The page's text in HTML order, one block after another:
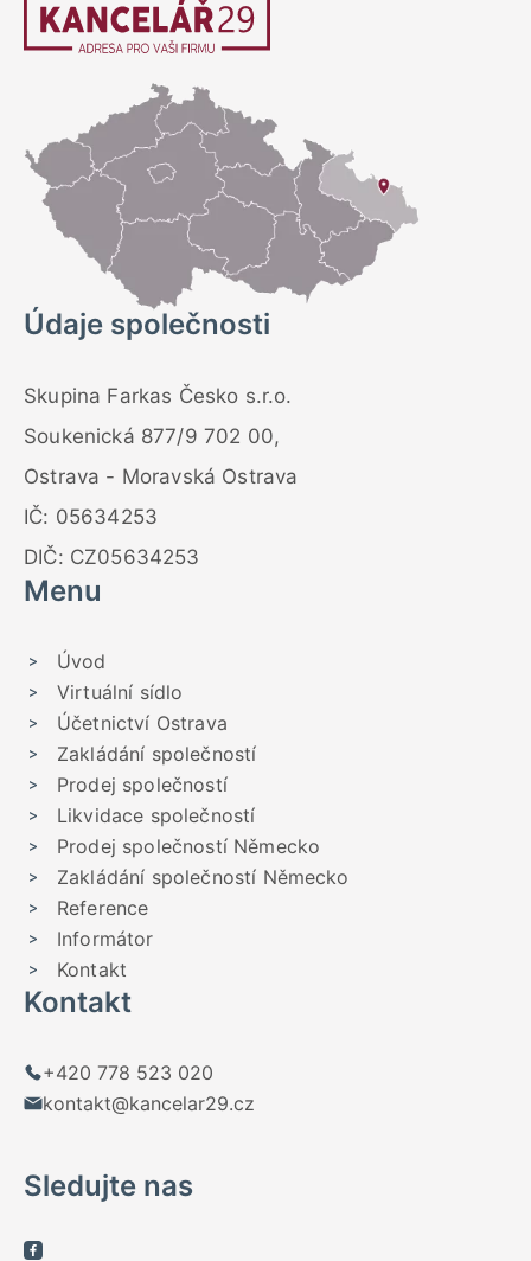
Údaje společnosti
Skupina Farkas Česko s.r.o.
Soukenická 877/9 702 00,
Ostrava - Moravská Ostrava
IČ: 05634253
DIČ: CZ05634253
Menu
Úvod
Virtuální sídlo
Účetnictví Ostrava
Zakládání společností
Prodej společností
Likvidace společností
Prodej společností Německo
Zakládání společností Německo
Reference
Informátor
Kontakt
Kontakt
+420 778 523 020
kontakt@kancelar29.cz
Sledujte nas